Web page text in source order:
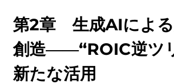
第2章 生成AIによる
創造――“ROIC逆ツ
新たな活用